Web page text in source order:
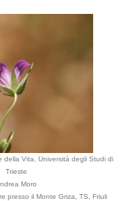
della Vita, Università degli Studi di
Trieste
Moro
presso il Monte Griza, TS, Friuli